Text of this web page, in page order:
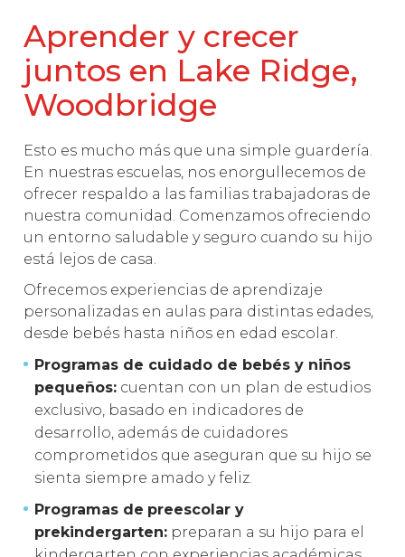
Aprender y crecer
juntos en Lake Ridge,
Woodbridge
Esto es mucho más que una simple guardería.
En nuestras escuelas, nos enorgullecemos de
ofrecer respaldo a las familias trabajadoras de
nuestra comunidad. Comenzamos ofreciendo
un entorno saludable y seguro cuando su hijo
está lejos de casa.
Ofrecemos experiencias de aprendizaje
personalizadas en aulas para distintas edades,
desde bebés hasta niños en edad escolar.
Programas de cuidado de bebés y niños
pequeños: cuentan con un plan de estudios
exclusivo, basado en indicadores de
desarrollo, además de cuidadores
comprometidos que aseguran que su hijo se
sienta siempre amado y feliz.
Programas de preescolar y
prekindergarten: preparan a su hijo para el